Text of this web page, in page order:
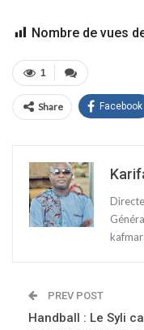
Nombre de vues
1
Share Facebook
PREV POST
Handball : Le Syli